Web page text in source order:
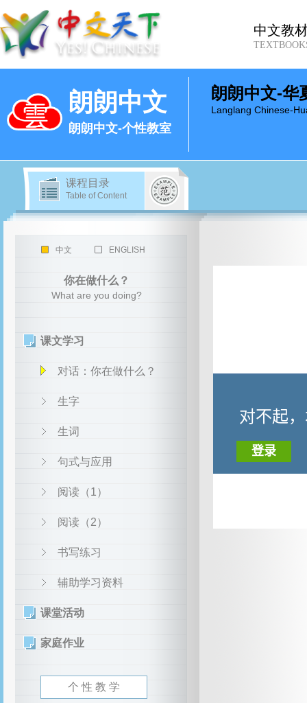
中文教
朗朗中文
朗朗中文-个性教室
朗朗中文-华
Langlang Chinese-
课程目录
Table of Content
中文 ENGLISH
你在做什么？
What are you doing?
课文学习
对话：你在做什么？
生字
生词
句式与应用
阅读（1）
阅读（2）
书写练习
辅助学习资料
课堂活动
家庭作业
个 性 教 学